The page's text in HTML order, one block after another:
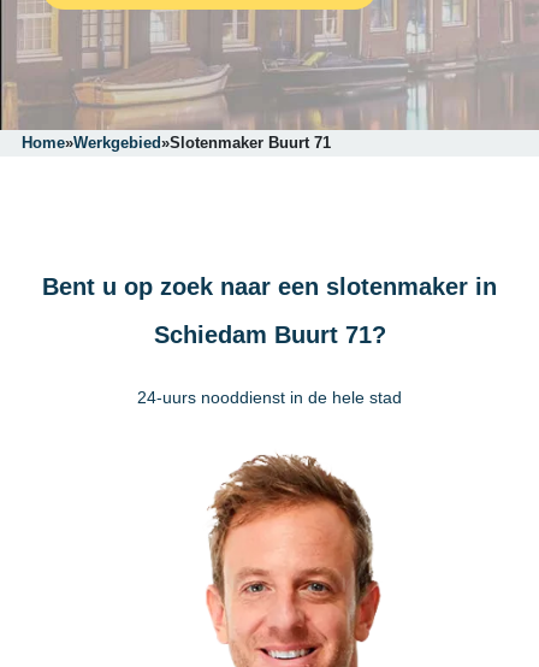
Home»Werkgebied»Slotenmaker Buurt 71
Bent u op zoek naar een slotenmaker in
Schiedam Buurt 71?
24-uurs nooddienst in de hele stad